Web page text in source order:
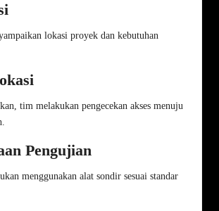
lokasi proyek dan kebutuhan
tim melakukan pengecekan akses menuju
Pengujian
menggunakan alat sondir sesuai standar